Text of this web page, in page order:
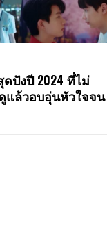
ดปังปี 2024 ที่ไม่
แล้วอบอุ่นหัวใจจน